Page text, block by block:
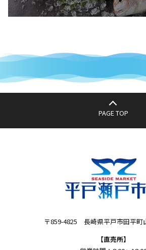
PAGE TOP
〒859-4825 長崎県平戸市田平町
【直売所】